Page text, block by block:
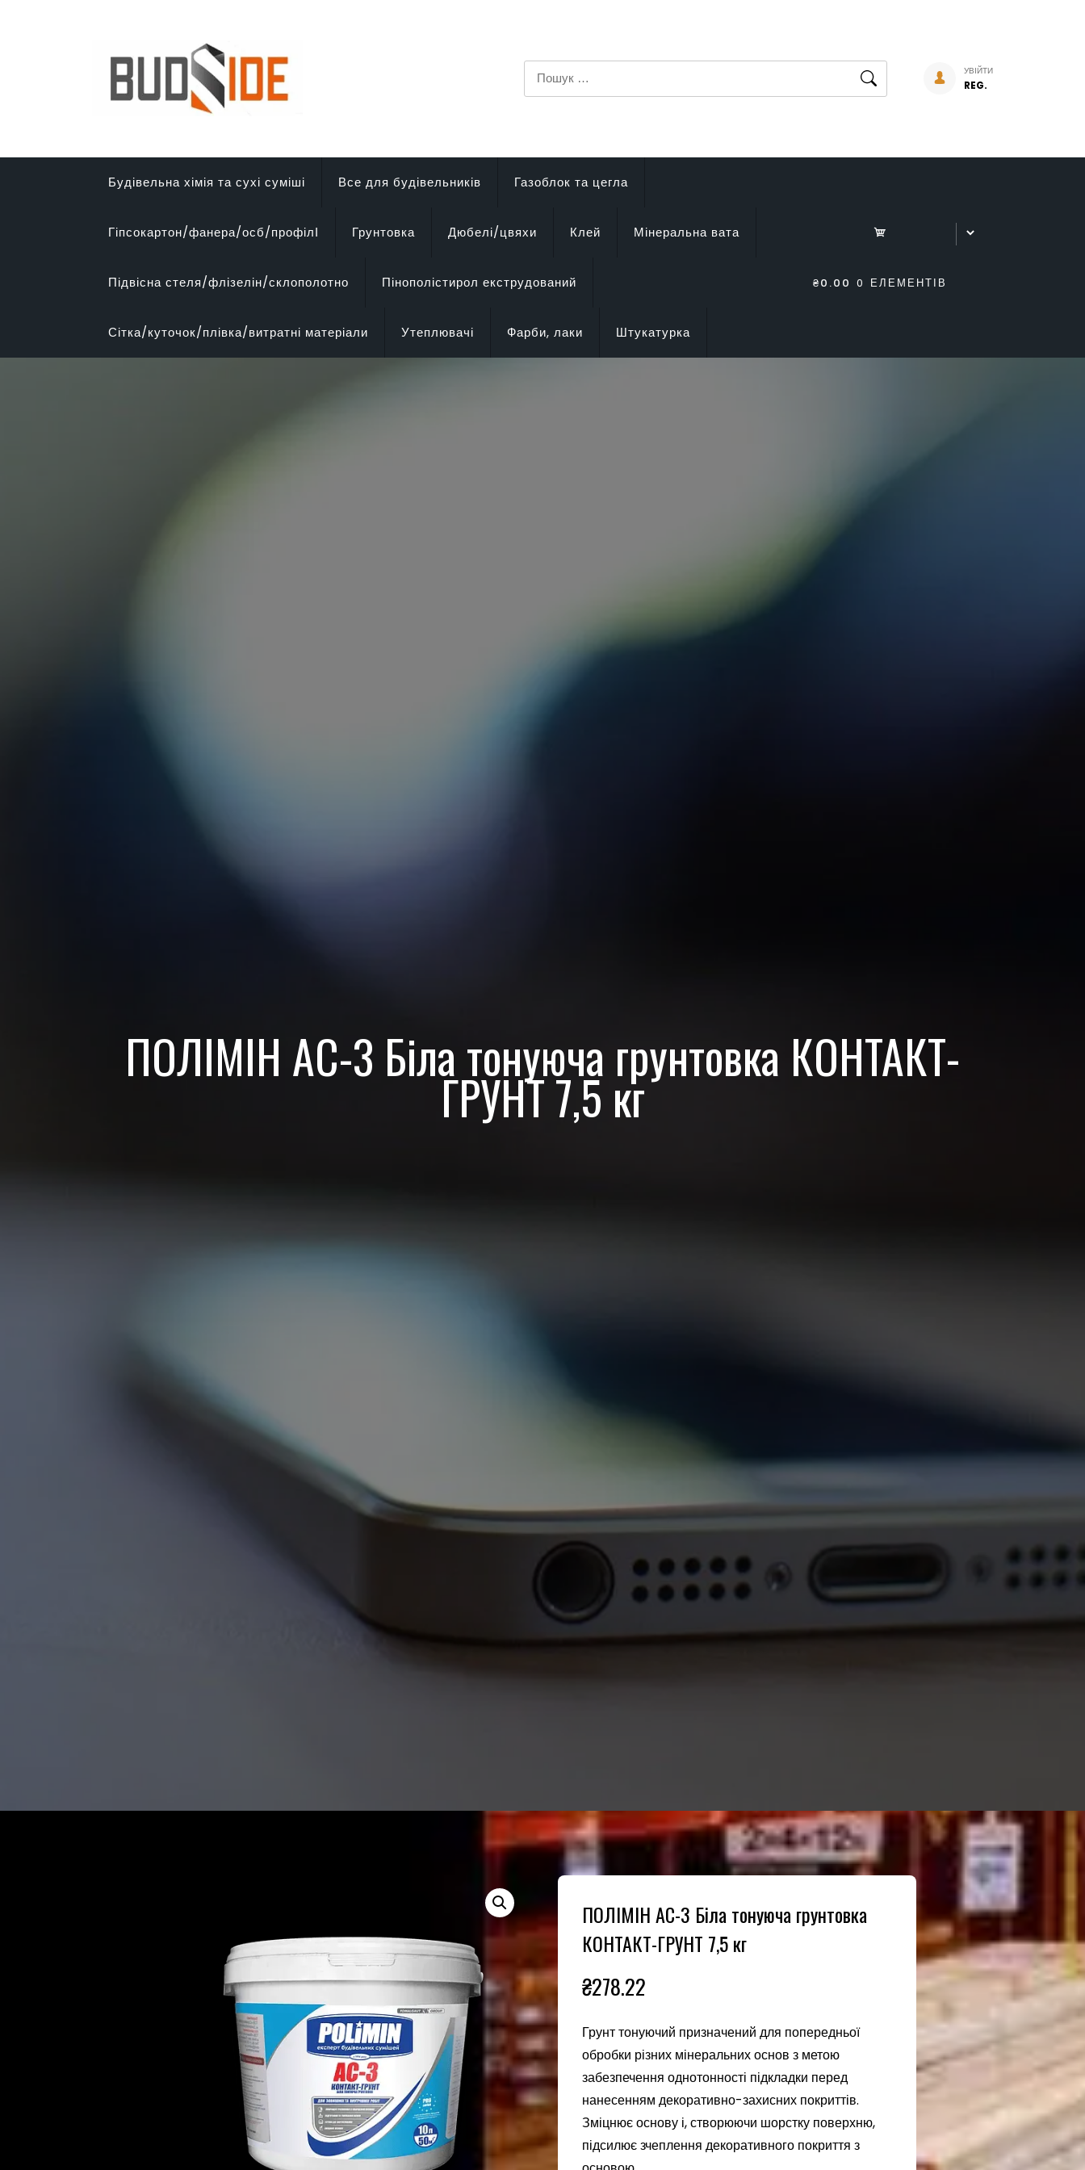
Пошук:
УВІЙТИ
REG.
Будівельна хімія та сухі суміші Все для будівельників Газоблок та цегла
Гіпсокартон/фанера/осб/профілІ Грунтовка Дюбелі/цвяхи Клей Мінеральна вата
Підвісна стеля/флізелін/склополотно Пінополістирол екструдований
Сітка/куточок/плівка/витратні матеріали Утеплювачі Фарби, лаки Штукатурка
₴0.00 0 ЕЛЕМЕНТІВ
ПОЛІМІН АС-3 Біла тонуюча грунтовка КОНТАКТ-
ГРУНТ 7,5 кг
ПОЛІМІН АС-3 Біла тонуюча грунтовка
КОНТАКТ-ГРУНТ 7,5 кг
₴278.22
Грунт тонуючий призначений для попередньої
обробки різних мінеральних основ з метою
забезпечення однотонності підкладки перед
нанесенням декоративно-захисних покриттів.
Зміцнює основу і, створюючи шорстку поверхню,
підсилює зчеплення декоративного покриття з